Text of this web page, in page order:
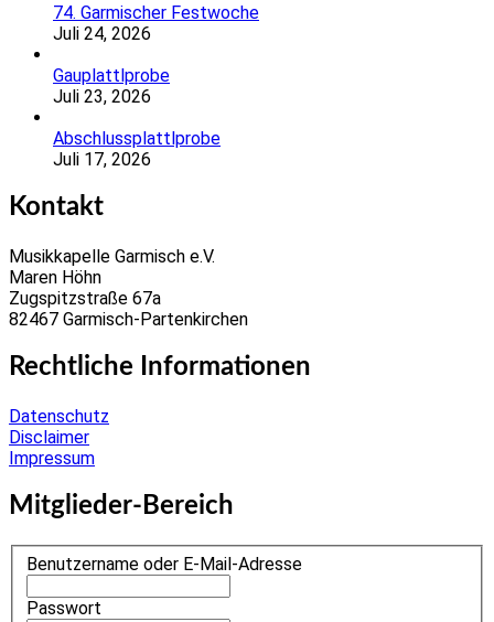
74. Garmischer Festwoche
Juli 24, 2026
Gauplattlprobe
Juli 23, 2026
Abschlussplattlprobe
Juli 17, 2026
Kontakt
Musikkapelle Garmisch e.V.
Maren Höhn
Zugspitzstraße 67a
82467 Garmisch-Partenkirchen
Rechtliche Informationen
Datenschutz
Disclaimer
Impressum
Mitglieder-Bereich
Benutzername oder E-Mail-Adresse
Passwort